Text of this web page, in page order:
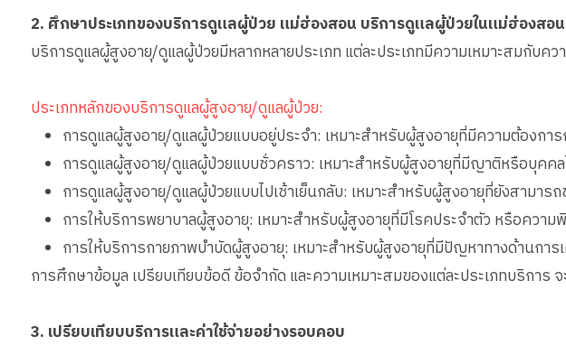
2. ศึกษาประเภทของบริการดูแลผู้ป่วย แม่ฮ่องสอน บริการดูแลผู้ป่วยในแม่ฮ่องสอ
บริการดูแลผู้สูงอายุ/ดูแลผู้ป่วยมีหลากหลายประเภท แต่ละประเภทมีความเหมาะสมกับค
ประเภทหลักของบริการดูแลผู้สูงอายุ/ดูแลผู้ป่วย:
การดูแลผู้สูงอายุ/ดูแลผู้ป่วยแบบอยู่ประจำ: เหมาะสำหรับผู้สูงอายุที่มีความต้องกา
การดูแลผู้สูงอายุ/ดูแลผู้ป่วยแบบชั่วคราว: เหมาะสำหรับผู้สูงอายุที่มีญาติหรือบุคคล
การดูแลผู้สูงอายุ/ดูแลผู้ป่วยแบบไปเช้าเย็นกลับ: เหมาะสำหรับผู้สูงอายุที่ยังสามาร
การให้บริการพยาบาลผู้สูงอายุ: เหมาะสำหรับผู้สูงอายุที่มีโรคประจำตัว หรือควา
การให้บริการกายภาพบำบัดผู้สูงอายุ: เหมาะสำหรับผู้สูงอายุที่มีปัญหาทางด้านกา
การศึกษาข้อมูล เปรียบเทียบข้อดี ข้อจำกัด และความเหมาะสมของแต่ละประเภทบริกา
3. เปรียบเทียบบริการและค่าใช้จ่ายอย่างรอบคอบ